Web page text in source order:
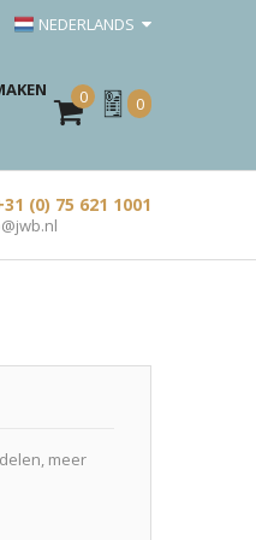
NEDERLANDS
0
Mijn
Offerte
0
(0) 75 621 1001
meer